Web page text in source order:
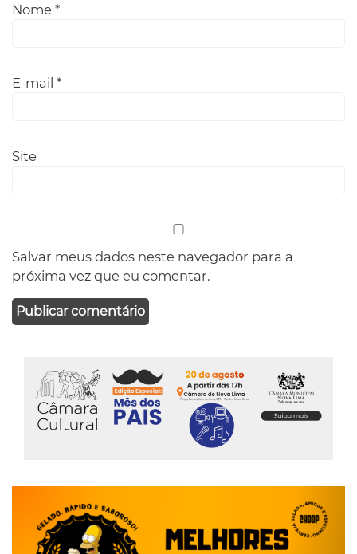
Nome *
E-mail *
Site
Salvar meus dados neste navegador para a
próxima vez que eu comentar.